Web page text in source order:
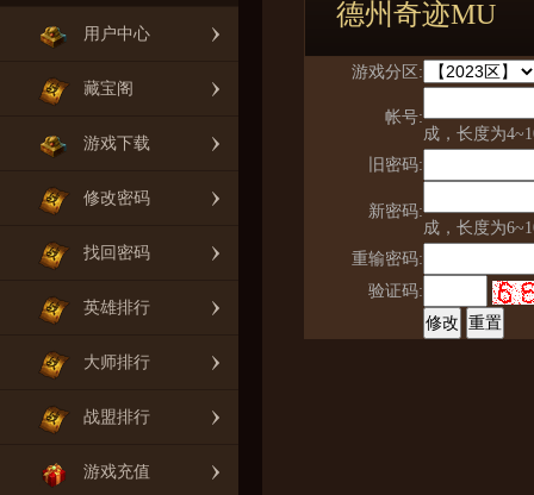
用户中心
藏宝阁
游戏下载
修改密码
找回密码
英雄排行
大师排行
战盟排行
游戏充值
德州奇迹MU
游戏分区:
帐号:
成，长度为
旧密码:
新密码:
成，长度为
重输密码:
验证码: